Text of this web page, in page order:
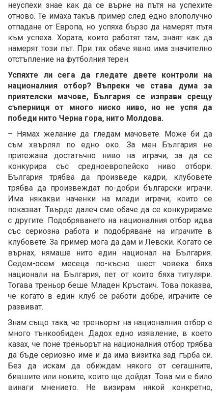
неуспехи знае как да се върне на пътя на успехите
отново. Те имаха такъв пример след едно злополучно
отпадане от Европа, но успяха бързо да намерят пътя
към успеха. Хората, които работят там, знаят как да
намерят този път. При тях обаче явно има значително
отстъпление на футболния терен.
Успяхте ли сега да гледате двете контроли на
националния отбор? Въпреки че става дума за
приятелски мачове, България се изправи срещу
съперници от много ниско ниво, но не успя да
победи нито Черна гора, нито Молдова.
– Нямах желание да гледам мачовете. Може би да
съм хвърлял по едно око. За мен България не
притежава достатъчно ниво на играчи, за да се
конкурира със средноевропейско ниво отбори.
България трябва да произведе кадри, клубовете
трябва да произвеждат по-добри български играчи.
Има някакви наченки на млади играчи, които се
показват. Твърде далеч сме обаче да се конкурираме
с другите. Подобряването на националния отбор идва
със сериозна работа и подобряване на играчите в
клубовете. За пример мога да дам и Левски. Когато се
върнах, нямаше нито един национал на България.
Седем-осем месеца по-късно шест човека бяха
национали на България, пет от които бяха титуляри.
Тогава треньор беше Младен Кръстаич. Това показва,
че когато в един клуб се работи добре, играчите се
развиват.
Знам също така, че треньорът на националния отбор е
много тънкообиден. Дадох едно изявление, в което
казах, че поне треньорът на националния отбор трябва
да бъде сериозно име и да има визитка зад гърба си.
Без да искам да обиждам някого от сегашните,
бившите или новите, които ще дойдат. Това ми е било
винаги мнението. Не визирам някой конкретно,